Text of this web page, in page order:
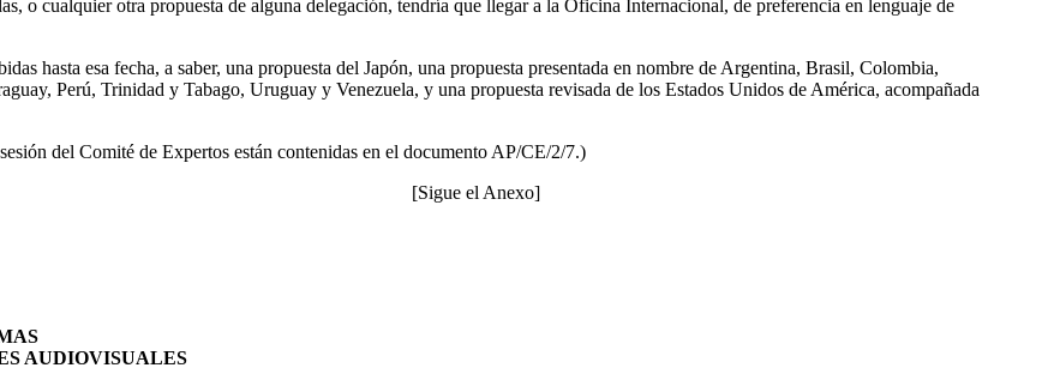
o cualquier otra propuesta de alguna delegación, tendría que llegar a la Oficina Internacional, de preferencia en lenguaje de
hasta esa fecha, a saber, una propuesta del Japón, una propuesta presentada en nombre de Argentina, Brasil, Colombia,
Perú, Trinidad y Tabago, Uruguay y Venezuela, y una propuesta revisada de los Estados Unidos de América, acompañada
del Comité de Expertos están contenidas en el documento AP/CE/2/7.)
[Sigue el Anexo]
AUDIOVISUALES